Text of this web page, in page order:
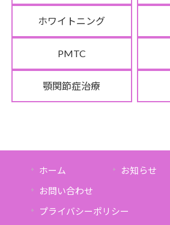
ホワイトニング
PMTC
顎関節症治療
ホーム
お知らせ
お問い合わせ
プライバシーポリシー